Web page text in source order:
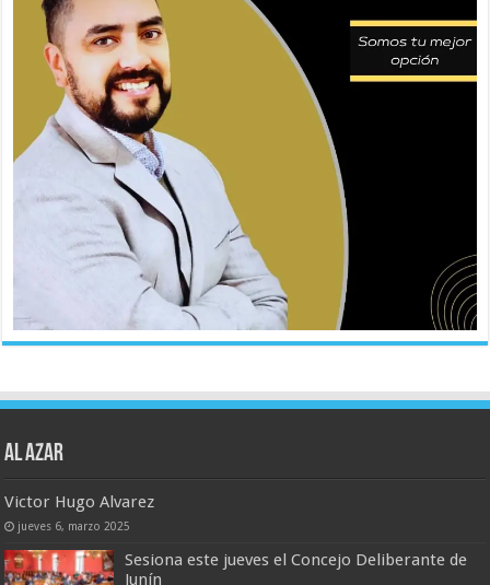
AL AZAR
Victor Hugo Alvarez
jueves 6, marzo 2025
Sesiona este jueves el Concejo Deliberante de
Junín